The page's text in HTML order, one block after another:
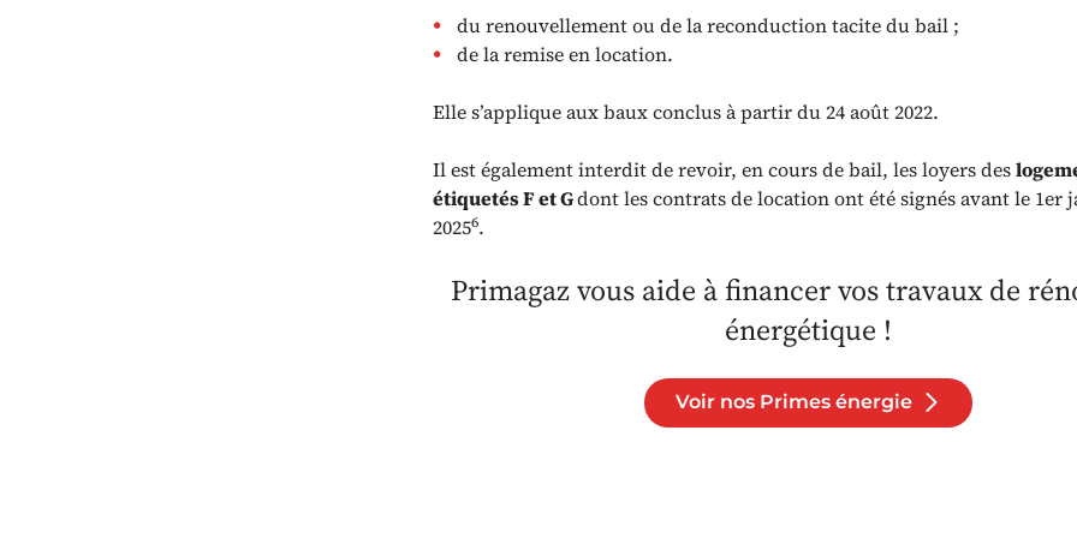
du renouvellement ou de la reconduction tacite du bail ;
de la remise en location.
Elle s’applique aux baux conclus à partir du 24 août 2022.
Il est également interdit de revoir, en cours de bail, les loyers des
étiquetés F et Gdont les contrats de location ont été signés avant le 1er
20256.
Primagaz vous aide à financer vos travaux de
énergétique !
Voir nos Primes énergie